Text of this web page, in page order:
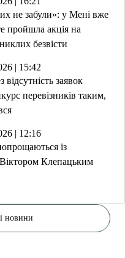
не забули»: у Мені вже
пройшла акція на
безвісти
| 15:42
заявок
перевізників таким,
| 12:16
із
Клепацьким
новини